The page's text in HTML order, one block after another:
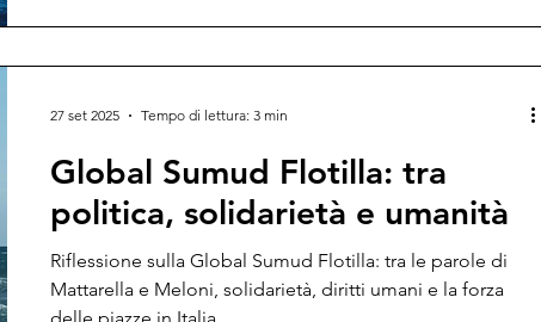
Global Sumud Flotilla: tra
politica, solidarietà e umanità
Riflessione sulla Global Sumud Flotilla: tra le parole di
Mattarella e Meloni, solidarietà, diritti umani e la forza
delle piazze in Italia.
27 set 2025 Tempo di lettura: 3 min